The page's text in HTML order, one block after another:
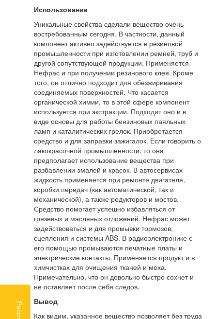
Использование
Уникальные свойства сделали вещество очень
востребованным сегодня. В частности, данный
компонент активно задействуется в резиновой
промышленности при изготовлении ремней, труб и
другой сопутствующей продукции. Применяется
Нефрас и при получении резинового клея. Кроме
того, он отлично подходит для обезжиривания
соединяемых поверхностей. Что касается
органической химии, то в этой сфере компонент
используется при экстракции. Подходит оно и в
виде основы для работы бензиновых паяльных
ламп и каталитических грелок. Приобретается
средство и для заправки зажигалок. Если говорить о
лакокрасочной промышленности, то она
предполагает использование вещества при
разбавлении эмалей и красок. В автосервисах
жидкость применяется при ремонте двигателя,
коробки передач (как автоматической, так и
механической), а также редукторов и мостов.
Средство помогает успешно избавляться от
грязевых и масляных отложений. Нефрас может
задействоваться и для промывки тормозов,
сцепления и системы ABS. В радиоэлектронике с
его помощью промываются печатные платы и
электрические контакты. Применяется продукт и в
химчистках для очищения тканей и меха.
Примечательно, что он довольно быстро сохнет и
не оставляет после себя следов.
Вывод
Как видим, указанное вещество позволяет без труда